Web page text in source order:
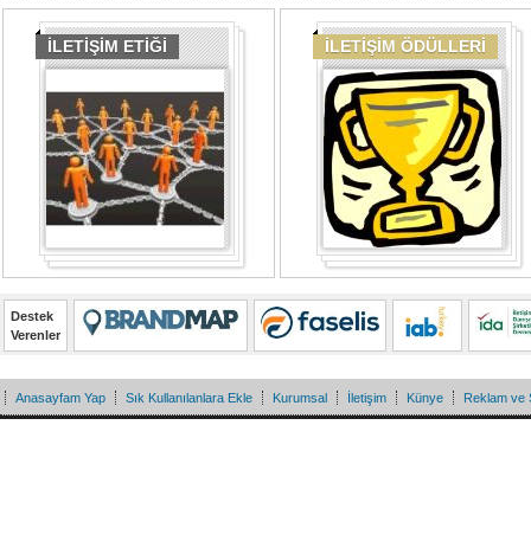
İLETİŞİM ETİĞİ İLETİŞİM ÖDÜLLERİ
Destek
Verenler
Anasayfam Yap Sık Kullanılanlara Ekle Kurumsal İletişim Künye Reklam ve